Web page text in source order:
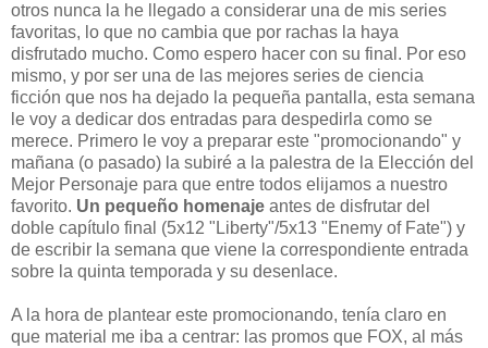
otros nunca la he llegado a considerar una de mis series
favoritas, lo que no cambia que por rachas la haya
disfrutado mucho. Como espero hacer con su final. Por eso
mismo, y por ser una de las mejores series de ciencia
ficción que nos ha dejado la pequeña pantalla, esta semana
le voy a dedicar dos entradas para despedirla como se
merece. Primero le voy a preparar este "promocionando" y
mañana (o pasado) la subiré a la palestra de la Elección del
Mejor Personaje para que entre todos elijamos a nuestro
favorito. Un pequeño homenaje antes de disfrutar del
doble capítulo final (5x12 "Liberty"/5x13 "Enemy of Fate") y
de escribir la semana que viene la correspondiente entrada
sobre la quinta temporada y su desenlace.
A la hora de plantear este promocionando, tenía claro en
que material me iba a centrar: las promos que FOX, al más